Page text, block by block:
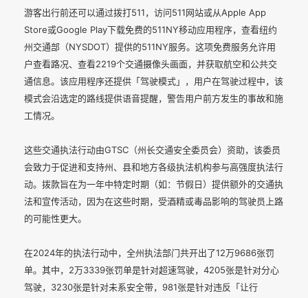
游客出行前还可以通过拨打511，访问511网站或从Apple App
Store或Google Play下载免费的511NY移动应用程序，查看纽约
州交通部（NYSDOT）提供的511NY服务。这项免费服务允许用
户查看路况、查看2219个交通摄像头画面，并获取航空和公共交
通信息。该应用程序还提供「驾驶模式」，用户在驾驶过程中，该
模式会沿选定的路线提供语音提醒，警告用户前方发生的事故和施
工情况。
这些交通执法行动由GTSC（州长交通安全委员会）资助，该委员
会致力于促进和支持州、县和地方各级执法机构参与高强度执法行
动。拨款旨在为一年中特定时期（如：节假日）提供额外的交通执
法和宣传活动，因为在这些时期，受酒精或毒品影响的驾驶员上路
的可能性更大。
在2024年的执法行动中，全州执法部门共开出了12万9686张罚
单。其中，2万3339张罚单是针对超速驾驶，4205张是针对分心
驾驶，3230张是针对未系安全带，981张是针对违反「让行